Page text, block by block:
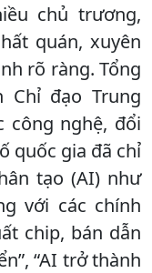
chủ trương,
quán, xuyên
rõ ràng. Tổng
Chỉ đạo Trung
công nghệ, đổi
quốc gia đã chỉ
tạo (AI) như
với các chính
chip, bán dẫn
“AI trở thành